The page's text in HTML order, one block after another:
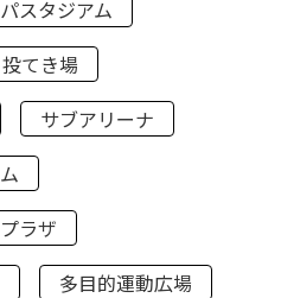
スタジアム
投てき場
サブアリーナ
ラザ
多目的運動広場